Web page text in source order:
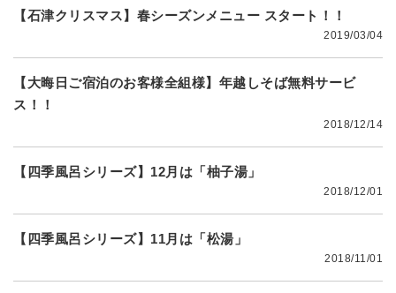
【石津クリスマス】春シーズンメニュー スタート！！
2019/03/04
【大晦日ご宿泊のお客様全組様】年越しそば無料サービ
ス！！
2018/12/14
【四季風呂シリーズ】12月は「柚子湯」
2018/12/01
【四季風呂シリーズ】11月は「松湯」
2018/11/01